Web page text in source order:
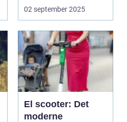
02 september 2025
El scooter: Det
moderne